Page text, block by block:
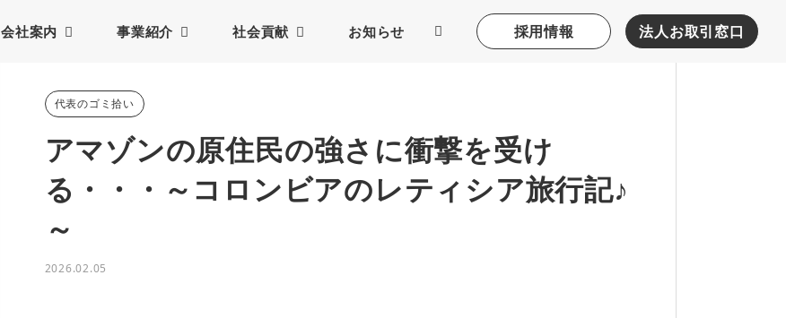
会社案内 事業紹介 社会貢献 お知らせ 採用情報 法人お取引窓口
代表のゴミ拾い
アマゾンの原住民の強さに衝撃を受け
る・・・～コロンビアのレティシア旅行記♪
～
2026.02.05